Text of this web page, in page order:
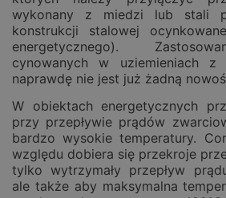
wykonany z miedzi lub stali
konstrukcji stalowej
energetycznego).
cynowanych w uziemieniach
naprawdę nie jest już żadną
W obiektach energetycznych
przy przepływie prądów
bardzo wysokie temperatury.
względu dobiera się przekroje
tylko wytrzymały przepływ
ale także aby maksymalna